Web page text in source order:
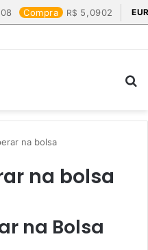
Compra 5,0902
valem a pena
na bolsa
na bolsa
na Bolsa